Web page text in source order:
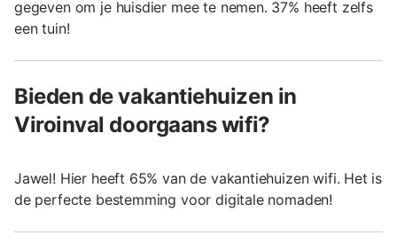
gegeven om je huisdier mee te nemen. 37% heeft zelfs
een tuin!
Bieden de vakantiehuizen in
Viroinval doorgaans wifi?
Jawel! Hier heeft 65% van de vakantiehuizen wifi. Het is
de perfecte bestemming voor digitale nomaden!